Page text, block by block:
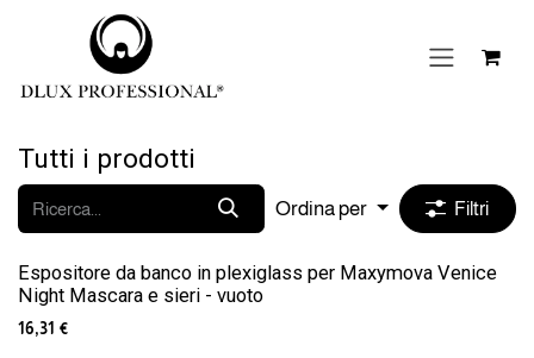
Passa al contenuto
Tutti i prodotti
Ordina per Filtri
Espositore da banco in plexiglass per Maxymova Venice
Night Mascara e sieri - vuoto
16,31 €